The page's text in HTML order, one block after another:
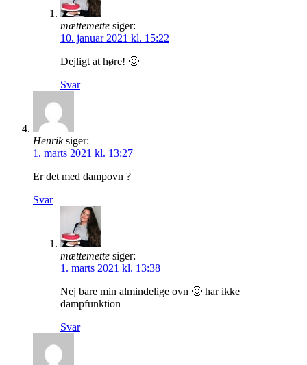
mættemette siger:
10. januar 2021 kl. 15:22
Dejligt at høre! 🙂
Svar
Henrik siger:
1. marts 2021 kl. 13:27
Er det med dampovn ?
Svar
mættemette siger:
1. marts 2021 kl. 13:38
Nej bare min almindelige ovn 🙂 har ikke
dampfunktion
Svar